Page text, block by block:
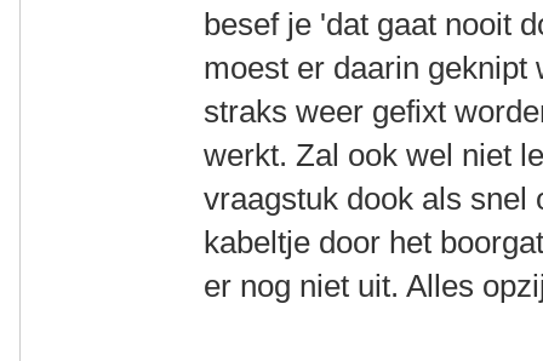
besef je 'dat gaat nooit
moest er daarin geknipt
straks weer gefixt
werkt. Zal ook wel niet
vraagstuk dook als snel
kabeltje door het
er nog niet uit. Alles